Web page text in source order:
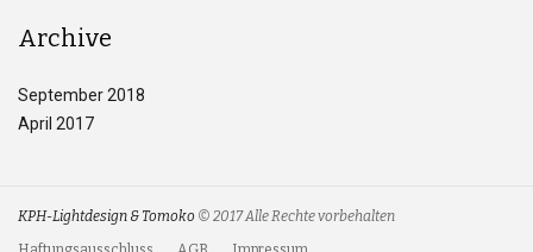
Archive
September 2018
April 2017
KPH-Lightdesign & Tomoko © 2017 Alle Rechte vorbehalten